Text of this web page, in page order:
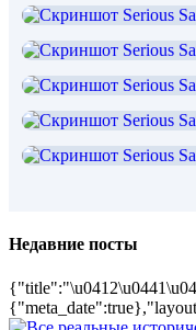
Недавние посты